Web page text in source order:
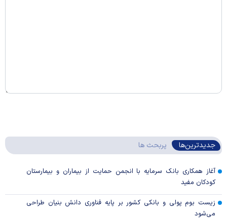
جدیدترین‌ها پربحث ها
آغاز همکاری بانک سرمایه با انجمن حمایت از بیماران و بیمارستان
کودکان مفید
زیست بوم پولی و بانکی کشور بر پایه فناوری دانش بنیان طراحی
می‌شود